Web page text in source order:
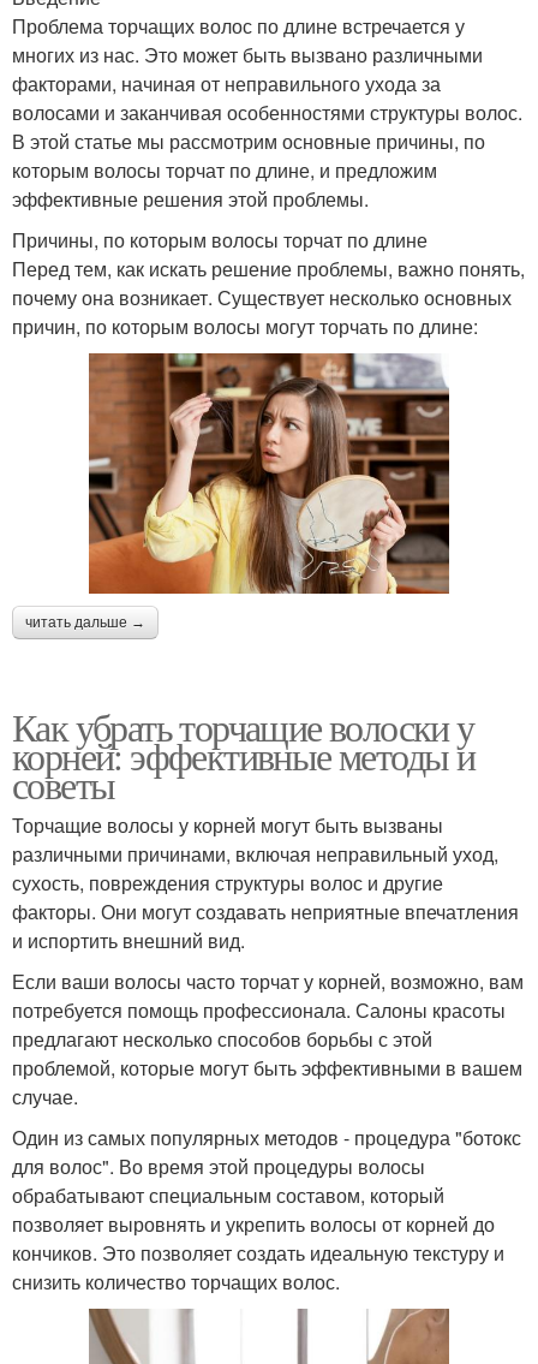
Проблема торчащих волос по длине встречается у
многих из нас. Это может быть вызвано различными
факторами, начиная от неправильного ухода за
волосами и заканчивая особенностями структуры волос.
В этой статье мы рассмотрим основные причины, по
которым волосы торчат по длине, и предложим
эффективные решения этой проблемы.
Причины, по которым волосы торчат по длине
Перед тем, как искать решение проблемы, важно понять,
почему она возникает. Существует несколько основных
причин, по которым волосы могут торчать по длине:
читать дальше →
Как убрать торчащие волоски у
корней: эффективные методы и
советы
Торчащие волосы у корней могут быть вызваны
различными причинами, включая неправильный уход,
сухость, повреждения структуры волос и другие
факторы. Они могут создавать неприятные впечатления
и испортить внешний вид.
Если ваши волосы часто торчат у корней, возможно, вам
потребуется помощь профессионала. Салоны красоты
предлагают несколько способов борьбы с этой
проблемой, которые могут быть эффективными в вашем
случае.
Один из самых популярных методов - процедура "ботокс
для волос". Во время этой процедуры волосы
обрабатывают специальным составом, который
позволяет выровнять и укрепить волосы от корней до
кончиков. Это позволяет создать идеальную текстуру и
снизить количество торчащих волос.